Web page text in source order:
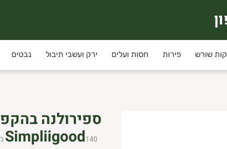
שורש פירות חסות ועלים ירק ועשבי תיבול נבטים
Simpliigood140 ג׳